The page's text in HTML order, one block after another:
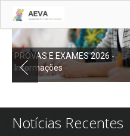
AEVA
Oferta Educativa
Órgãos de Gestão
ERASMUS+
PROVAS E EXAMES 2026 -
Informações
Notícias Recentes